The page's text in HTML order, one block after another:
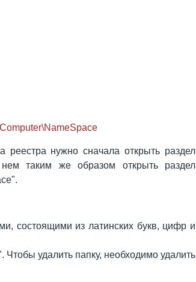
нужно сначала открыть раздел
таким же образом открыть раздел
состоящими из латинских букв, цифр и
удалить папку, необходимо удалить